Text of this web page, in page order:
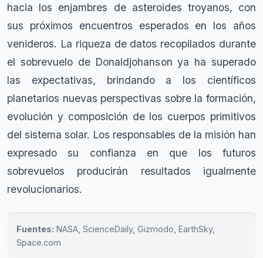
hacia los enjambres de asteroides troyanos, con
sus próximos encuentros esperados en los años
venideros. La riqueza de datos recopilados durante
el sobrevuelo de Donaldjohanson ya ha superado
las expectativas, brindando a los científicos
planetarios nuevas perspectivas sobre la formación,
evolución y composición de los cuerpos primitivos
del sistema solar. Los responsables de la misión han
expresado su confianza en que los futuros
sobrevuelos producirán resultados igualmente
revolucionarios.
Fuentes: NASA, ScienceDaily, Gizmodo, EarthSky,
Space.com